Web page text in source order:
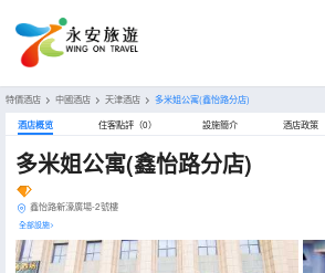
特價酒店 > 中國酒店 > 天津酒店 > 多米姐公寓(鑫怡路分店)
酒店概览 住客點評（0） 設施簡介 酒店政策
多米姐公寓(鑫怡路分店)
鑫怡路新濠廣場-2號樓
全部設施>